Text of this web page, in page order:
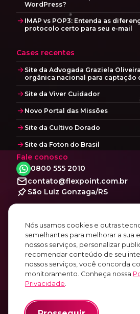
WordPress?
IMAP vs POP3: Entenda as
protocolo certo para seu e-mail
Cases recentes
Site da Advogada Graziela
orgânica nacional para captação
Site da Viver Cuidador
Novo Portal das Missões
Site da Cultivo Dorado
Site da Foton do Brasil
Fale conosco
0800 555 2010
contato@flexpoint.com.br
São Luiz Gonzaga/RS
Facebook
Instagram
Linkedin
Youtube
© 2010~2026
Nós usamos cookies e outras
semelhantes para melhorar a sua
nossos serviços, personalizar
recomendar conteúdo de seu
nossos serviços, você concorda
monitoramento. Conheça nossa
Privacidade.